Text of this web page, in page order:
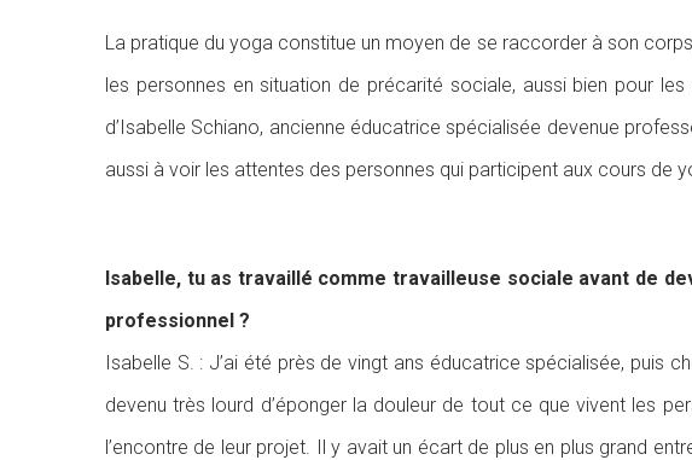
La pratique du yoga constitue un moyen de se raccorder à son
les personnes en situation de précarité sociale, aussi bien pour
d’Isabelle Schiano, ancienne éducatrice spécialisée devenue
aussi à voir les attentes des personnes qui participent aux cours de
Isabelle, tu as travaillé comme travailleuse sociale avant de
professionnel ?
Isabelle S. : J’ai été près de vingt ans éducatrice spécialisée, puis
devenu très lourd d’éponger la douleur de tout ce que vivent les
l’encontre de leur projet. Il y avait un écart de plus en plus grand